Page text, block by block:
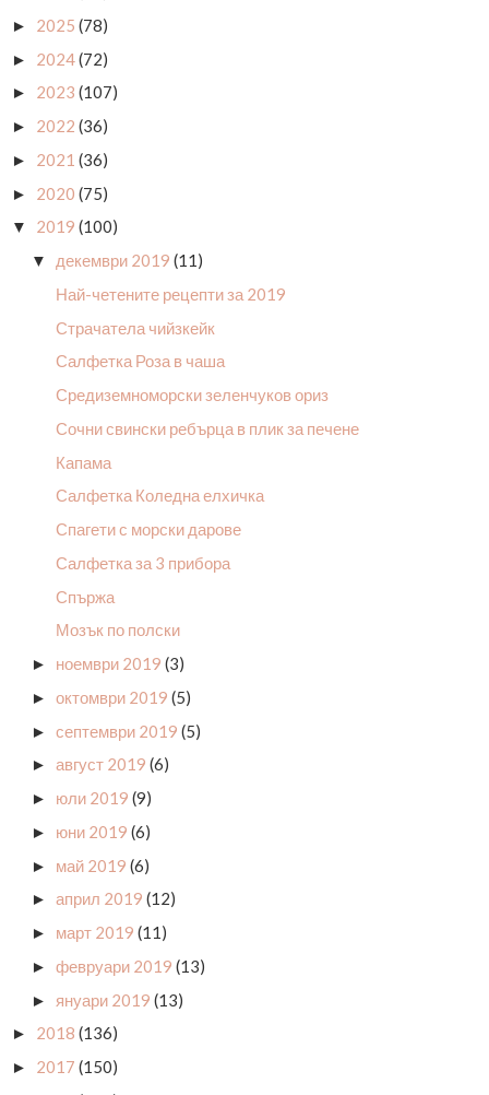
► 2025 (78)
► 2024(72)
► 2023 (107)
► 2022 (36)
► 2021 (36)
► 2020 (75)
▼ 2019 (100)
▼ декември 2019 (11)
Най-четените рецепти за 2019
Страчатела чийзкейк
Салфетка Роза в чаша
Средиземноморски зеленчуков ориз
Сочни свински ребърца в плик за печене
Капама
Салфетка Коледна елхичка
Спагети с морски дарове
Салфетка за 3 прибора
Спържа
Мозък по полски
► ноември 2019 (3)
► октомври 2019 (5)
► септември 2019 (5)
► август 2019 (6)
► юли 2019 (9)
► юни 2019 (6)
► май 2019 (6)
► април 2019 (12)
► март 2019 (11)
► февруари 2019 (13)
► януари 2019 (13)
► 2018 (136)
► 2017 (150)